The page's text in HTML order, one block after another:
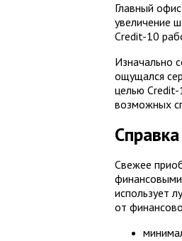
Главный
увеличение
Credit-10
Изначально
ощущался
целью Credit-
возможных
Свежее
использует
от